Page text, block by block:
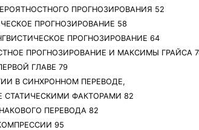
ПРОГНОЗИРОВАНИЯ 52
ПРОГНОЗИРОВАНИЕ 58
ПРОГНОЗИРОВАНИЕ 64
ПРОГНОЗИРОВАНИЕ И МАКСИМЫ ГРАЙСА
ГЛАВЕ 79
В СИНХРОННОМ ПЕРЕВОДЕ,
СТАТИЧЕСКИМИ ФАКТОРАМИ 82
ПЕРЕВОДА 82
95